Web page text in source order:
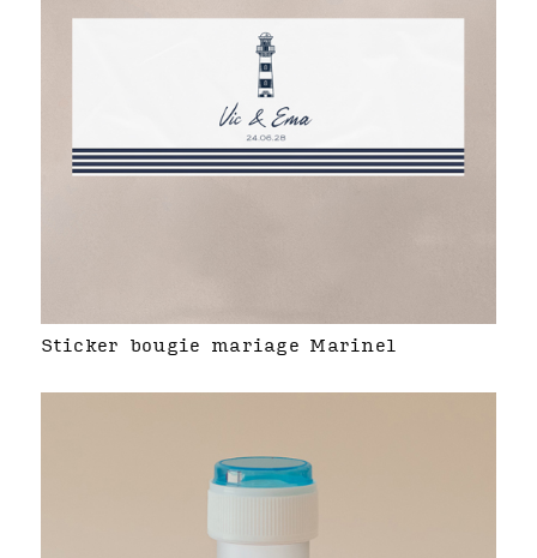
Sticker bougie mariage Marinel